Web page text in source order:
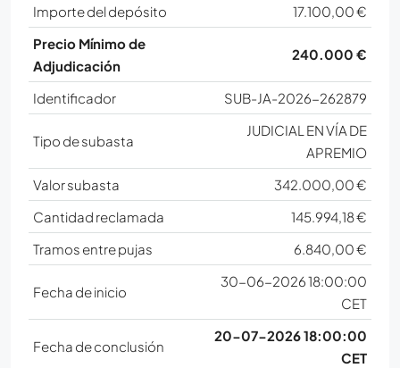
Importe del depósito
17.100,00 €
Precio Mínimo de
Adjudicación
240.000 €
Identificador SUB-JA-2026-262879
Tipo de subasta
JUDICIAL EN VÍA DE
APREMIO
Valor subasta
342.000,00 €
Cantidad reclamada
145.994,18 €
Tramos entre pujas
6.840,00 €
Fecha de inicio
30-06-2026 18:00:00
CET
Fecha de conclusión
20-07-2026 18:00:00
CET